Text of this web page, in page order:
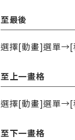
至最後
選擇[動畫]選單→[
至上一畫格
選擇[動畫]選單→[
至下一畫格